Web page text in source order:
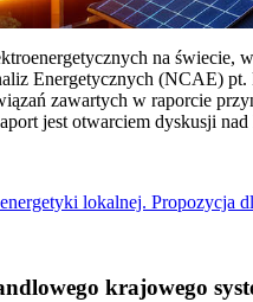
na
Energetycznych (NCAE)
zawartych w raporcie
jest otwarciem dyskusji
lokalnej. Propozycja
krajowego